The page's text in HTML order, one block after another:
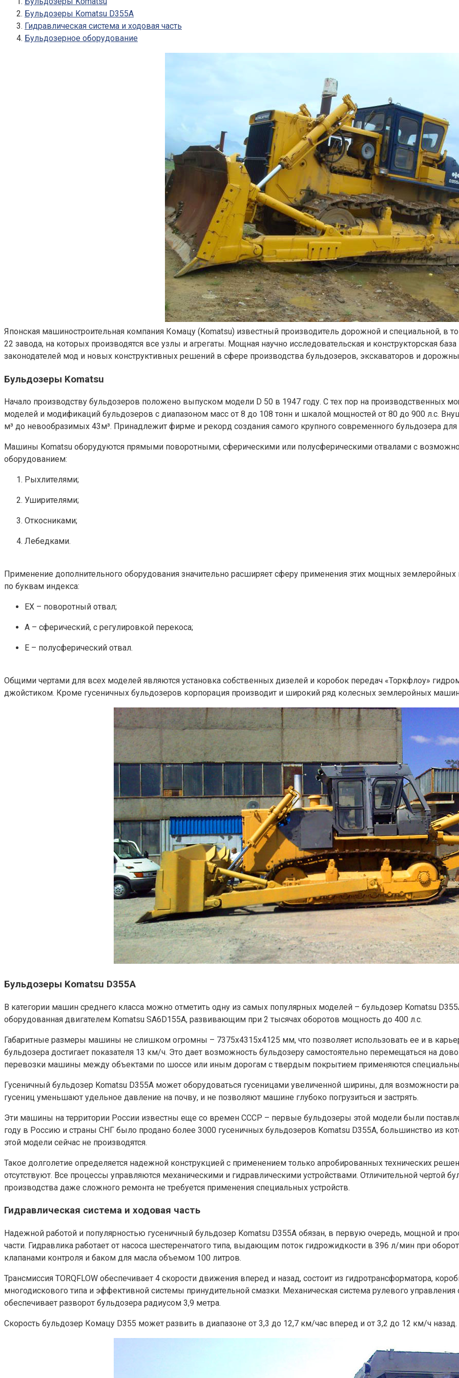
Бульдозеры Komatsu D355A
Гидравлическая система и ходовая часть
Бульдозерное оборудование
Японская машиностроительная компания Комацу (Komatsu) известный производитель дорожной и специальной, в
22 завода, на которых производятся все узлы и агрегаты. Мощная научно исследовательская и конструкторская
законодателей мод и новых конструктивных решений в сфере производства бульдозеров, экскаваторов и
Бульдозеры Komatsu
Начало производству бульдозеров положено выпуском модели D 50 в 1947 году. С тех пор на производственных
моделей и модификаций бульдозеров с диапазоном масс от 8 до 108 тонн и шкалой мощностей от 80 до 900 л.с.
м³ до невообразимых 43м³. Принадлежит фирме и рекорд создания самого крупного современного бульдозера для
Машины Komatsu оборудуются прямыми поворотными, сферическими или полусферическими отвалами с
оборудованием:
Рыхлителями;
Уширителями;
Откосниками;
Лебедками.
Применение дополнительного оборудования значительно расширяет сферу применения этих мощных
по буквам индекса:
ЕХ – поворотный отвал;
А – сферический, с регулировкой перекоса;
Е – полусферический отвал.
Общими чертами для всех моделей являются установка собственных дизелей и коробок передач «Торкфлоу»
джойстиком. Кроме гусеничных бульдозеров корпорация производит и широкий ряд колесных землеройных
Бульдозеры Komatsu D355A
В категории машин среднего класса можно отметить одну из самых популярных моделей – бульдозер Komatsu
оборудованная двигателем Komatsu SA6D155А, развивающим при 2 тысячах оборотов мощность до 400 л.с.
Габаритные размеры машины не слишком огромны – 7375х4315х4125 мм, что позволяет использовать ее и в
бульдозера достигает показателя 13 км/ч. Это дает возможность бульдозеру самостоятельно перемещаться на
перевозки машины между объектами по шоссе или иным дорогам с твердым покрытием применяются
Гусеничный бульдозер Komatsu D355A может оборудоваться гусеницами увеличенной ширины, для возможности
гусениц уменьшают удельное давление на почву, и не позволяют машине глубоко погрузиться и застрять.
Эти машины на территории России известны еще со времен СССР – первые бульдозеры этой модели были
году в Россию и страны СНГ было продано более 3000 гусеничных бульдозеров Komatsu D355A, большинство из
этой модели сейчас не производятся.
Такое долголетие определяется надежной конструкцией с применением только апробированных технических
отсутствуют. Все процессы управляются механическими и гидравлическими устройствами. Отличительной чертой
производства даже сложного ремонта не требуется применения специальных устройств.
Гидравлическая система и ходовая часть
Надежной работой и популярностью гусеничный бульдозер Komatsu D355A обязан, в первую очередь, мощной и
части. Гидравлика работает от насоса шестеренчатого типа, выдающим поток гидрожидкости в 396 л/мин при
клапанами контроля и баком для масла объемом 100 литров.
Трансмиссия TORQFLOW обеспечивает 4 скорости движения вперед и назад, состоит из гидротрансформатора,
многодискового типа и эффективной системы принудительной смазки. Механическая система рулевого
обеспечивает разворот бульдозера радиусом 3,9 метра.
Скорость бульдозер Комацу D355 может развить в диапазоне от 3,3 до 12,7 км/час вперед и от 3,2 до 12 км/ч назад.